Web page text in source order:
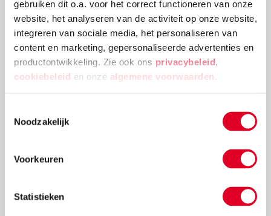
gebruiken dit o.a. voor het correct functioneren van onze
website, het analyseren van de activiteit op onze website,
integreren van sociale media, het personaliseren van
content en marketing, gepersonaliseerde advertenties en
productontwikkeling. Zie ook ons privacybeleid
cookiebeleid en onze algemene voorwaarden
Noodzakelijk
Voorkeuren
Statistieken
Knutselidee: kerstballenboom maken
Deze kerstballenboom is een echte eyecatcher! Plak